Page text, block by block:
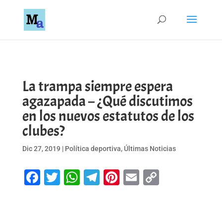
La trampa siempre espera
agazapada – ¿Qué discutimos
en los nuevos estatutos de los
clubes?
Dic 27, 2019 | Política deportiva, Últimas Noticias
Facebook
Twitter
WhatsApp
Telegram
Pinterest
EmailCopy